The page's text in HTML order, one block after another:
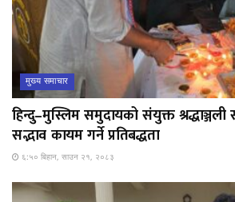
मुख्य समाचार
हिन्दु–मुस्लिम समुदायको संयुक्त
सद्भाव कायम गर्ने प्रतिबद्धता
६:५० बिहान, साउन २१, २०८३